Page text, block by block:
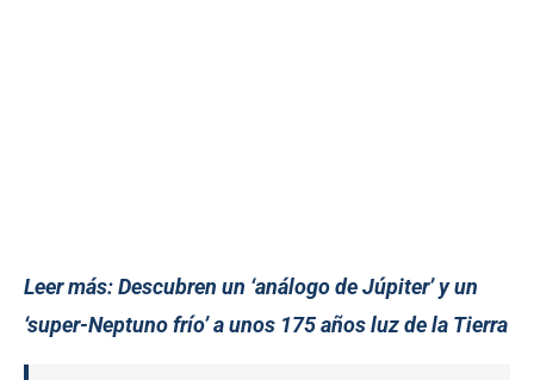
Leer más:Descubren un ‘análogo de Júpiter’ y un
‘super-Neptuno frío’ a unos 175 años luz de la Tierra